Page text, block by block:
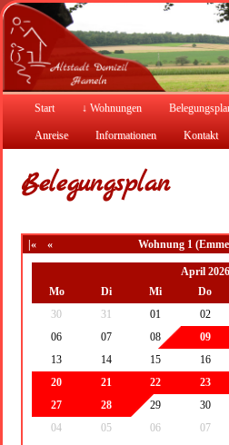
Start ↓ Wohnungen
Anreise Informationen Kontakt
Belegungsplan
|« « Wohnung 1
April 2026
Mo
Di Mi Do
30
31 01 02
06
07 08 09
13
14 15 16
20
21 22 23
27
28 29 30
04
05 06 07